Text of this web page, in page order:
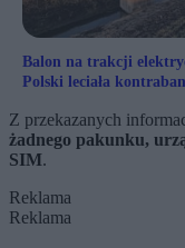
Balon na trakcji
Polski leciała
Z przekazanych
żadnego pakunku,
SIM.
Reklama
Reklama